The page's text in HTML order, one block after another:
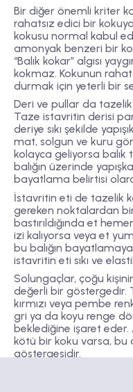
Bir diğer önemli kriter
rahatsız edici bir
kokusu normal kabul
amonyak benzeri bir
“Balık kokar” algısı
kokmaz. Kokunun
durmak için yeterli bir
Deri ve pullar da tazelik
Taze istavritin derisi
deriye sıkı şekilde
mat, solgun ve kuru
kolayca geliyorsa balık
balığın üzerinde
bayatlama belirtisi
İstavritin eti de tazelik
gereken noktalardan
bastırıldığında et
izi kalıyorsa veya et
bu balığın
istavritin eti sıkı ve
Solungaçlar, çoğu
değerli bir göstergedir.
kırmızı veya pembe
gri ya da koyu renge
beklediğine işaret eder.
kötü bir koku varsa, bu
göstergesidir.
Tezgâh koşulları da
İstavritin bol buz